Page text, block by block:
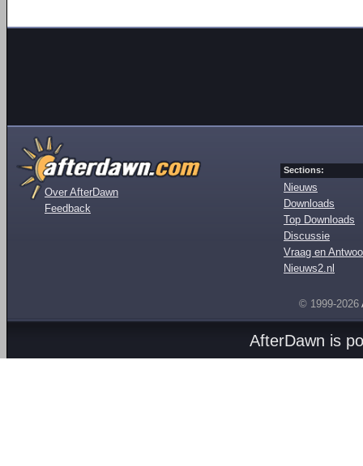
Over AfterDawn
Feedback
Sections:
Nieuws
Downloads
Top Downloads
Discussie
Vraag en
Nieuws2.nl
© 1999-2026
AfterDawn is